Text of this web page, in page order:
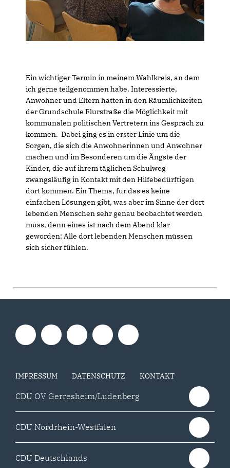
Ein wichtiger Termin in meinem Wahlkreis, an dem
ich gerne teilgenommen habe. Interessierte,
Anwohner und Eltern hatten in den Räumlichkeiten
der Grundschule Flurstraße die Möglichkeit mit
kommunalen politischen Vertretern ins Gespräch zu
kommen. Dabei ging es in erster Linie um die
Sorgen, die sich die Anwohnerinnen und Anwohner
machen und im Besonderen um die Ängste der
Kinder, die auf ihrem täglichen Schulweg
zwangsläufig in Kontakt mit den Hilfebedürftigen
dort kommen. Ein Thema, für das es keine
einfachen Lösungen gibt, was aber im Sinne der dort
lebenden Menschen sehr genau beobachtet werden
muss, denn eines ist nach dem Abend klar
geworden: Alle dort lebenden Menschen müssen
sich sicher fühlen.
IMPRESSUM DATENSCHUTZ KONTAKT
CDU OV Gerresheim/Ludenberg
CDU Nordrhein-Westfalen
CDU Deutschlands